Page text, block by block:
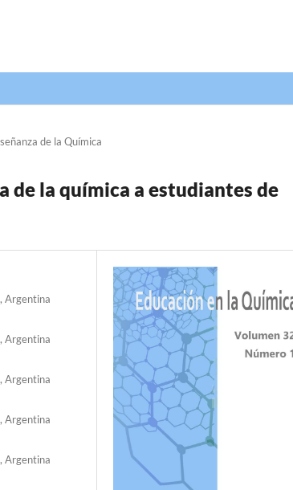
de la Química
de la química a estudiantes de
Argentina
Argentina
Argentina
Argentina
Argentina